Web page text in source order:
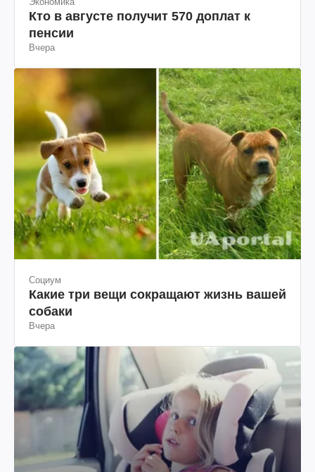
Кто в августе получит 570 доплат к
пенсии
Вчера
Социум
Какие три вещи сокращают жизнь вашей
собаки
Вчера